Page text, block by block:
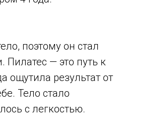
поэтому он стал
— это путь к
ощутила результат от
Тело стало
с легкостью.